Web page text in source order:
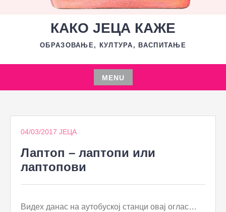
КАКО ЈЕЦА КАЖЕ
ОБРАЗОВАЊЕ, КУЛТУРА, ВАСПИТАЊЕ
MENU
Skip
content
04/03/2017 ЈЕЦА
Лаптоп – лаптопи или
лаптопови
Видех данас на аутобуској станци овај оглас…